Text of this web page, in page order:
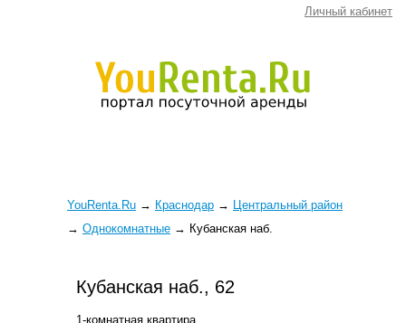
Личный кабинет
YouRenta.Ru → Краснодар → Центральный район
→ Однокомнатные → Кубанская наб.
Кубанская наб., 62
1-комнатная квартира